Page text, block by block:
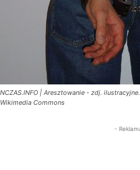
NCZAS.INFO | Aresztowanie - zdj.
Wikimedia Commons
-